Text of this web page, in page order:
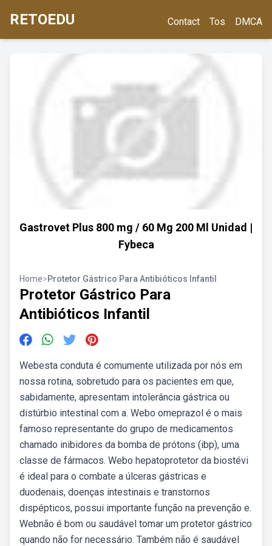
RETOEDU Contact Tos DMCA
Gastrovet Plus 800 mg / 60 Mg 200 Ml Unidad |
Fybeca
Home>Protetor Gástrico Para Antibióticos Infantil
Protetor Gástrico Para
Antibióticos Infantil
Webesta conduta é comumente utilizada por nós em
nossa rotina, sobretudo para os pacientes em que,
sabidamente, apresentam intolerância gástrica ou
distúrbio intestinal com a. Webo omeprazol é o mais
famoso representante do grupo de medicamentos
chamado inibidores da bomba de prótons (ibp), uma
classe de fármacos. Webo hepatoprotetor da biostévi
é ideal para o combate a úlceras gástricas e
duodenais, doenças intestinais e transtornos
dispépticos, possui importante função na prevenção e.
Webnão é bom ou saudável tomar um protetor gástrico
quando não for necessário. Também não é saudável